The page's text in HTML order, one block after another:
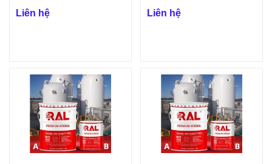
RAL A16 | VINP
Liên hệ
RAL A15 | VINP
Liên hệ